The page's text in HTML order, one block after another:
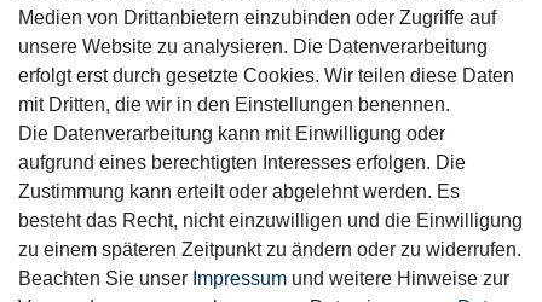
Mitglied
Motor-Fit
© Copyright 2026 | Alle Rechte vorbehalten.
Medien von Drittanbietern einzubinden oder Zugriffe auf
unsere Website zu analysieren. Die Datenverarbeitung
erfolgt erst durch gesetzte Cookies. Wir teilen diese Daten
mit Dritten, die wir in den Einstellungen benennen.
Die Datenverarbeitung kann mit Einwilligung oder
aufgrund eines berechtigten Interesses erfolgen. Die
Zustimmung kann erteilt oder abgelehnt werden. Es
besteht das Recht, nicht einzuwilligen und die Einwilligung
zu einem späteren Zeitpunkt zu ändern oder zu widerrufen.
Beachten Sie unser Impressum und weitere Hinweise zur